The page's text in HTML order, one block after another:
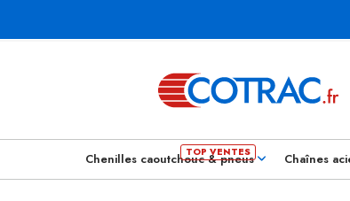
Chenilles caoutchouc & pneus Chaînes